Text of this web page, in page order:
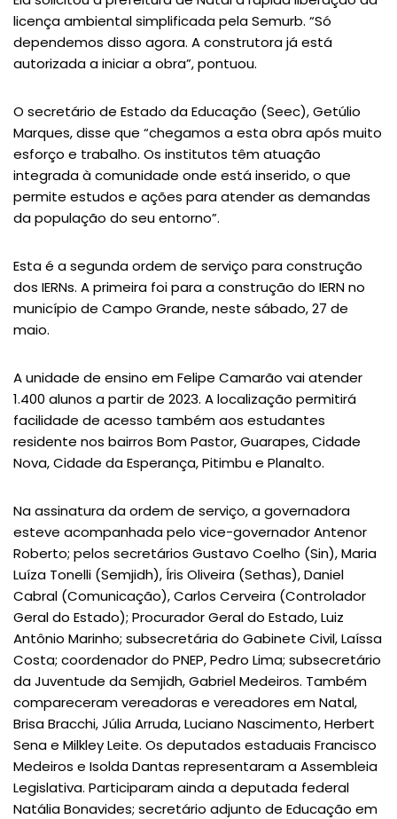
licença ambiental simplificada pela Semurb. “Só
dependemos disso agora. A construtora já está
autorizada a iniciar a obra”, pontuou.
O secretário de Estado da Educação (Seec), Getúlio
Marques, disse que “chegamos a esta obra após muito
esforço e trabalho. Os institutos têm atuação
integrada à comunidade onde está inserido, o que
permite estudos e ações para atender as demandas
da população do seu entorno”.
Esta é a segunda ordem de serviço para construção
dos IERNs. A primeira foi para a construção do IERN no
município de Campo Grande, neste sábado, 27 de
maio.
A unidade de ensino em Felipe Camarão vai atender
1.400 alunos a partir de 2023. A localização permitirá
facilidade de acesso também aos estudantes
residente nos bairros Bom Pastor, Guarapes, Cidade
Nova, Cidade da Esperança, Pitimbu e Planalto.
Na assinatura da ordem de serviço, a governadora
esteve acompanhada pelo vice-governador Antenor
Roberto; pelos secretários Gustavo Coelho (Sin), Maria
Luíza Tonelli (Semjidh), Íris Oliveira (Sethas), Daniel
Cabral (Comunicação), Carlos Cerveira (Controlador
Geral do Estado); Procurador Geral do Estado, Luiz
Antônio Marinho; subsecretária do Gabinete Civil, Laíssa
Costa; coordenador do PNEP, Pedro Lima; subsecretário
da Juventude da Semjidh, Gabriel Medeiros. Também
compareceram vereadoras e vereadores em Natal,
Brisa Bracchi, Júlia Arruda, Luciano Nascimento, Herbert
Sena e Milkley Leite. Os deputados estaduais Francisco
Medeiros e Isolda Dantas representaram a Assembleia
Legislativa. Participaram ainda a deputada federal
Natália Bonavides; secretário adjunto de Educação em